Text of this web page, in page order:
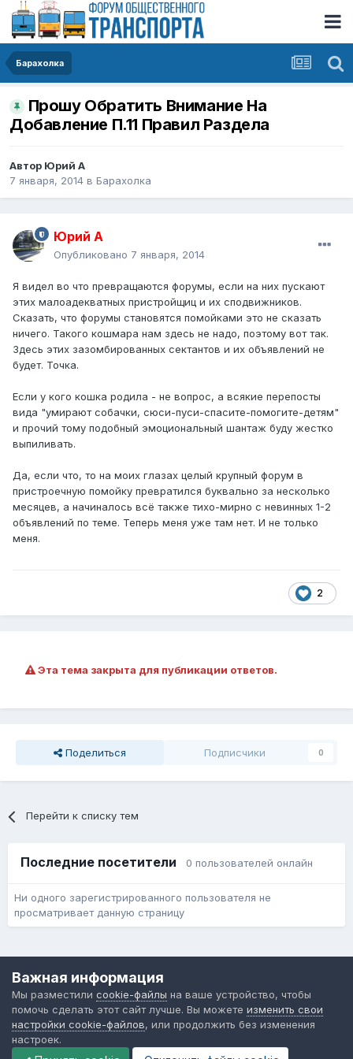
Барахолка
Прошу Обратить Внимание На
Добавление П.11 Правил Pаздела
Автор Юрий А
7 января, 2014 в Барахолка
Юрий А
Опубликовано 7 января, 2014
Я видел во что превращаются форумы, если на них пускают
этих малоадекватных пристройщиц и их сподвижников.
Сказать, что форумы становятся помойками это не сказать
ничего. Такого кошмара нам здесь не надо, поэтому вот так.
Здесь этих зазомбированных сектантов и их объявлений не
будет. Точка.
Если у кого кошка родила - не вопрос, а всякие перепосты
вида "умирают собачки, сюси-пуси-спасите-помогите-детям"
и прочий тому подобный эмоциональный шантаж буду жестко
выпиливать.
Да, если что, то на моих глазах целый крупный форум в
пристроечную помойку превратился буквально за несколько
месяцев, а начиналось всё также тихо-мирно с невинных 1-2
объявлений по теме. Теперь меня уже там нет. И не только
меня.
2
Эта тема закрыта для публикации ответов.
Поделиться Подписчики 0
Перейти к списку тем
Последние посетители 0 пользователей онлайн
Ни одного зарегистрированного пользователя не
просматривает данную страницу
Форум общественного транспорта
Powered by Invision Community
Важная информация
Мы разместили cookie-файлы на ваше устройство, чтобы
помочь сделать этот сайт лучше. Вы можете изменить свои
настройки cookie-файлов, или продолжить без изменения
настроек.